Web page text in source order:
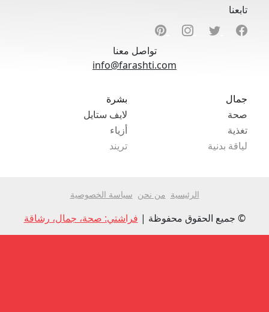
تابعنا
تواصل معنا
info@farashti.com
جمال
صحة
تغذية
لياقة بدنية
بشرة
لايف ستايل
أزياء
تريند
الرئيسية من نحن سياسة الخصوصية
© جميع الحقوق محفوظة | فراشتي: صحة، جمال، رشاقة